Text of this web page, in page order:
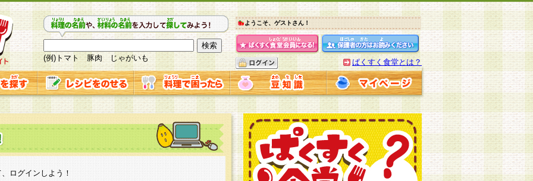
(例)トマト 豚肉 じゃがいも
ようこそ、ゲストさん！
ぱくすく食堂とは？
ログインしよう！